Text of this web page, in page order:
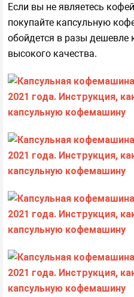
Если вы не являетесь
покупайте капсульную
обойдется в разы дешевле
высокого качества.